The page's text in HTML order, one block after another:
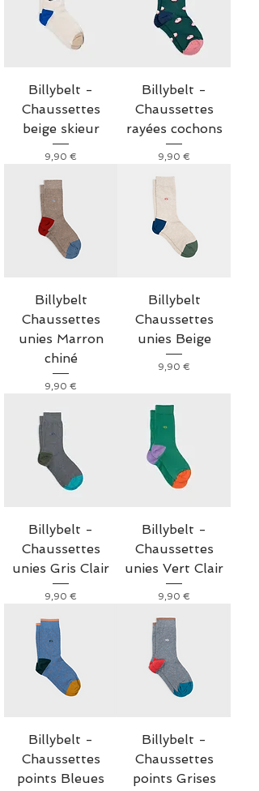
Billybelt -
Chaussettes
beige skieur
Prix
9,90 €
Billybelt -
Chaussettes
rayées cochons
Prix
9,90 €
Billybelt
Chaussettes
unies Marron
chiné
Prix
9,90 €
Billybelt
Chaussettes
unies Beige
Prix
9,90 €
Billybelt -
Chaussettes
unies Gris Clair
Prix
9,90 €
Billybelt -
Chaussettes
unies Vert Clair
Prix
9,90 €
Billybelt -
Chaussettes
points Bleues
Billybelt -
Chaussettes
points Grises